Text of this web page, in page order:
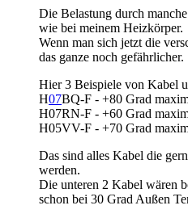
Die Belastung durch
wie bei meinem Heizkörper.
Wenn man sich jetzt die
das ganze noch gefährlicher.
Hier 3 Beispiele von Kabel
H07BQ-F - +80 Grad
H07RN-F - +60 Grad
H05VV-F - +70 Grad
Das sind alles Kabel die
werden.
Die unteren 2 Kabel wären
schon bei 30 Grad Außen